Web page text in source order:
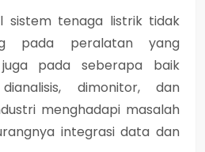
sistem tenaga listrik tidak
pada peralatan yang
pada seberapa baik
dimonitor, dan
menghadapi masalah
integrasi data dan